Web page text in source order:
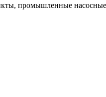
промышленные